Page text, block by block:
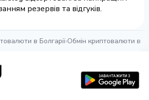
резервів та відгуків.
в Болгарії›Обмін криптовалюти в